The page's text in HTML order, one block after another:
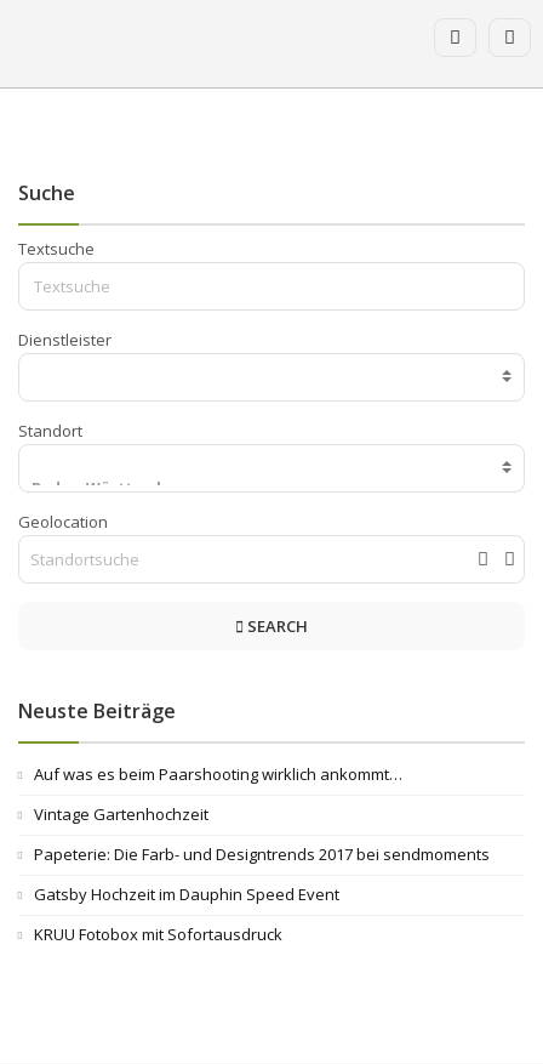
Suche
Textsuche
Dienstleister
Standort
Geolocation
SEARCH
Neuste Beiträge
Auf was es beim Paarshooting wirklich ankommt…
Vintage Gartenhochzeit
Papeterie: Die Farb- und Designtrends 2017 bei sendmoments
Gatsby Hochzeit im Dauphin Speed Event
KRUU Fotobox mit Sofortausdruck